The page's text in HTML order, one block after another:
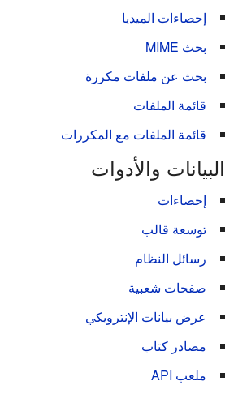
إحصاءات الميديا
بحث MIME
بحث عن ملفات مكررة
قائمة الملفات
قائمة الملفات مع المكررات
البيانات والأدوات
إحصاءات
توسعة قالب
رسائل النظام
صفحات شعبية
عرض بيانات الإنترويكي
مصادر كتاب
ملعب API